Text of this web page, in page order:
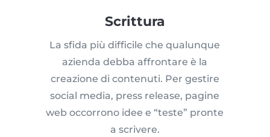
Scrittura
La sfida più difficile che qualunque
azienda debba affrontare è la
creazione di contenuti. Per gestire
social media, press release, pagine
web occorrono idee e “teste” pronte
a scrivere.